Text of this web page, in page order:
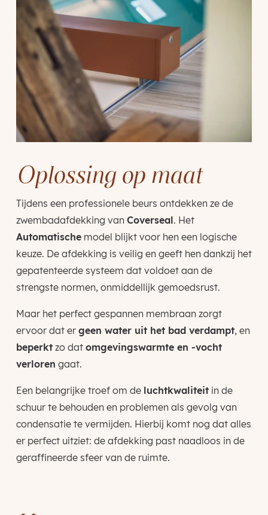
Oplossing op maat
Tijdens een professionele beurs ontdekken ze de
zwembadafdekking van Coverseal. Het
Automatischemodel blijkt voor hen een logische
keuze. De afdekking is veilig en geeft hen dankzij het
gepatenteerde systeem dat voldoet aan de
strengste normen, onmiddellijk gemoedsrust.
Maar het perfect gespannen membraan zorgt
ervoor dat er geen water uit het bad verdampt, en
beperktzo dat omgevingswarmte en -vocht
verloren gaat.
Een belangrijke troef om de luchtkwaliteitin de
schuur te behouden en problemen als gevolg van
condensatie te vermijden. Hierbij komt nog dat alles
er perfect uitziet: de afdekking past naadloos in de
geraffineerde sfeer van de ruimte.